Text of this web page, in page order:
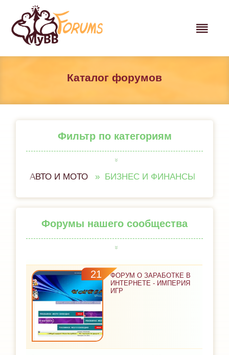
Каталог форумов
Фильтр по категориям
АВТО И МОТО БИЗНЕС И ФИНАНСЫ
Форумы нашего сообщества
21
ФОРУМ О ЗАРАБОТКЕ В
ИНТЕРНЕТЕ - ИМПЕРИЯ
ИГР